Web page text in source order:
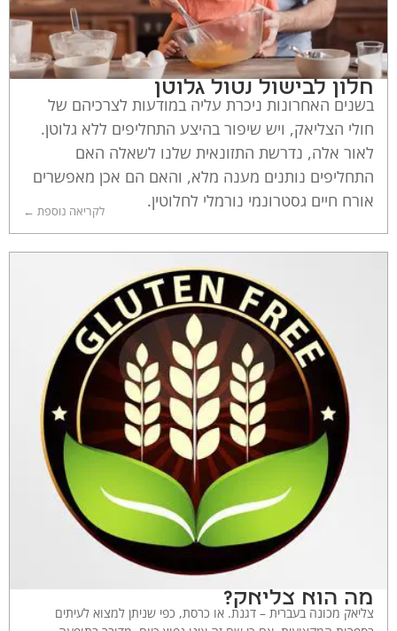
חלון לבישול נטול גלוטן
בשנים האחרונות ניכרת עליה במודעות לצרכיהם של
חולי הצליאק, ויש שיפור בהיצע התחליפים ללא גלוטן.
לאור אלה, נדרשת התזונאית שלנו לשאלה האם
התחליפים נותנים מענה מלא, והאם הם אכן מאפשרים
אורח חיים גסטרונמי נורמלי לחלוטין.
לקריאה נוספת ←
מה הוא צליאק?
צליאק מכונה בעברית – דגנת. או כרסת, כפי שניתן למצוא לעיתים